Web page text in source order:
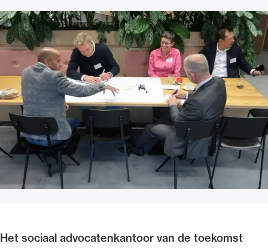
Het sociaal advocatenkantoor van de toekomst
Uitgelicht
Alle wet- en regelgeving voor de advocatuur.
Van de Advocatenwet tot de Verordening op
de advocatuur (Voda) en de Regeling op de